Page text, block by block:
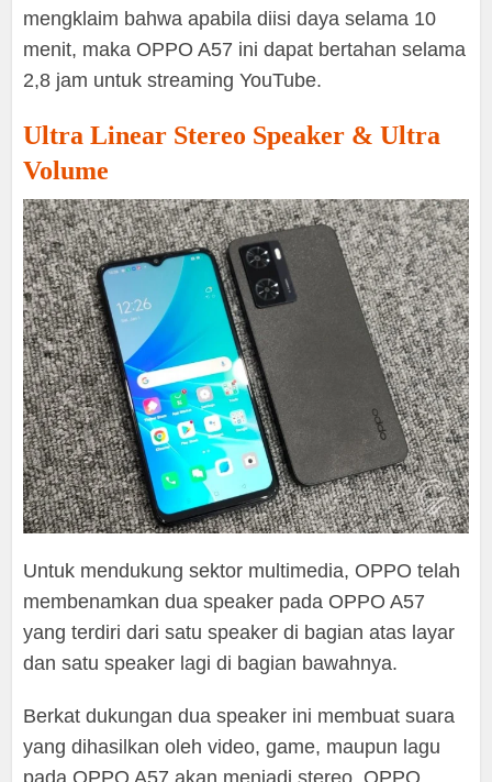
mengklaim bahwa apabila diisi daya selama 10
menit, maka OPPO A57 ini dapat bertahan selama
2,8 jam untuk streaming YouTube.
Ultra Linear Stereo Speaker & Ultra
Volume
Untuk mendukung sektor multimedia, OPPO telah
membenamkan dua speaker pada OPPO A57
yang terdiri dari satu speaker di bagian atas layar
dan satu speaker lagi di bagian bawahnya.
Berkat dukungan dua speaker ini membuat suara
yang dihasilkan oleh video, game, maupun lagu
pada OPPO A57 akan menjadi stereo. OPPO